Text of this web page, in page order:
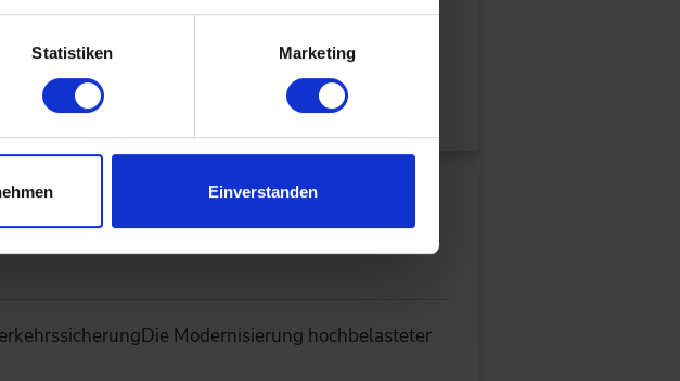
Statistiken Marketing
Einverstanden
Bestandssystemen zusammenführen und
Drei Beispiele von der A1
Modernisierung hochbelasteter